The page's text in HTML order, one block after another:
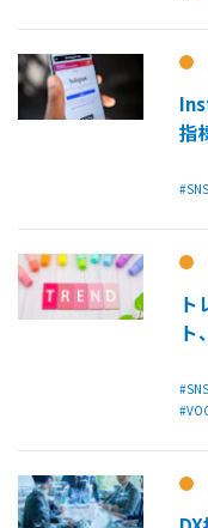
指
#SNS
ト
ト
#SNS